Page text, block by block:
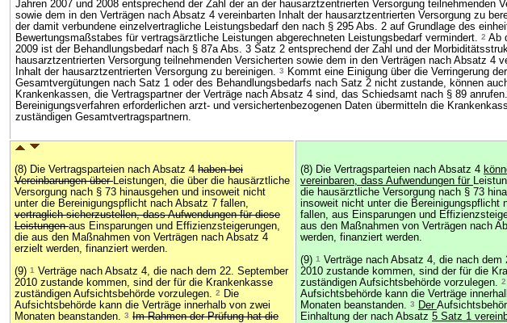
Jahren 2007 und 2008 entsprechend der Zahl der an der hausarztzentrierten Versorgung teilnehmenden
sowie dem in den Verträgen nach Absatz 4 vereinbarten Inhalt der hausarztzentrierten Versorgung zu
der damit verbundene einzelvertragliche Leistungsbedarf den nach § 295 Abs. 2 auf Grundlage des
Bewertungsmaßstabes für vertragsärztliche Leistungen abgerechneten Leistungsbedarf vermindert. 2 Ab
2009 ist der Behandlungsbedarf nach § 87a Abs. 3 Satz 2 entsprechend der Zahl und der
hausarztzentrierten Versorgung teilnehmenden Versicherten sowie dem in den Verträgen nach Absatz 4
Inhalt der hausarztzentrierten Versorgung zu bereinigen. 3
Kommt eine Einigung über die Verringerung der
Gesamtvergütungen nach Satz 1 oder des Behandlungsbedarfs nach Satz 2 nicht zustande, können
Krankenkassen, die Vertragspartner der Verträge nach Absatz 4 sind, das Schiedsamt nach § 89 anrufen.
Bereinigungsverfahren erforderlichen arzt- und versichertenbezogenen Daten übermitteln die
zuständigen Gesamtvertragspartnern.
(8) Die Vertragsparteien nach Absatz 4 haben bei
Vereinbarungen überLeistungen, die über die hausärztliche
Versorgung nach § 73 hinausgehen und insoweit nicht
unter die Bereinigungspflicht nach Absatz 7 fallen,
vertraglich sicherzustellen, dass Aufwendungen für diese
Leistungenaus Einsparungen und Effizienzsteigerungen,
die aus den Maßnahmen von Verträgen nach Absatz 4
erzielt werden, finanziert werden.
(9) 1 Verträge nach Absatz 4, die nach dem 22. September
2010 zustande kommen, sind der für die Krankenkasse
zuständigen Aufsichtsbehörde vorzulegen. 2
Die
Aufsichtsbehörde kann die Verträge innerhalb von zwei
Monaten beanstanden. 3 Im Rahmen der Prüfung hat die
(8) Die Vertragsparteien nach Absatz 4
vereinbaren, dass Aufwendungen für
die hausärztliche Versorgung nach § 73
insoweit nicht unter die Bereinigungspflicht
fallen, aus Einsparungen und
aus den Maßnahmen von Verträgen nach
werden, finanziert werden.
(9) 1 Verträge nach Absatz 4, die nach dem
2010 zustande kommen, sind der für die
zuständigen Aufsichtsbehörde vorzulegen. 2
Aufsichtsbehörde kann die Verträge
Monaten beanstanden. 3 Der
Einhaltung der nach Absatz 5 Satz 1